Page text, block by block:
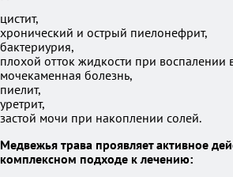
цистит,
хронический и острый пиелонефрит,
бактериурия,
плохой отток жидкости при воспалении
мочекаменная болезнь,
пиелит,
уретрит,
застой мочи при накоплении солей.
Медвежья трава проявляет активное
комплексном подходе к лечению: